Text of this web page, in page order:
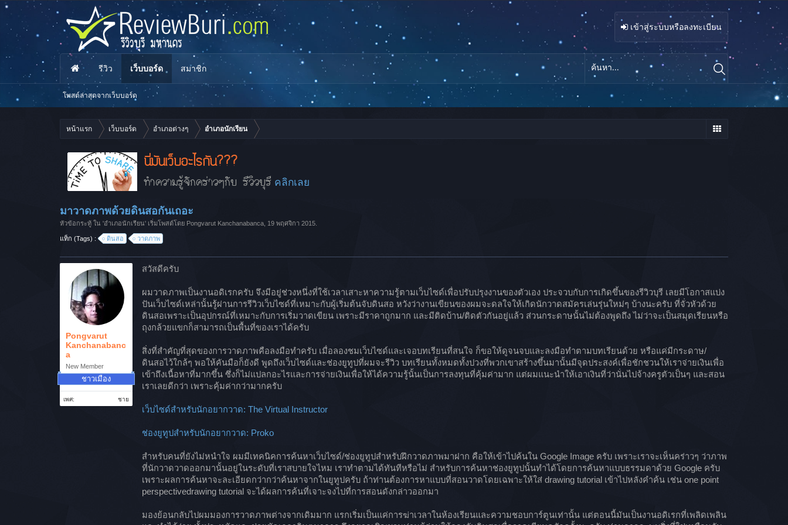
หน้าแรก เว็บบอร์ด อำเภอต่างๆ อำเภอนักเรียน
นี่มันเว็บอะไรกัน???
ทำความรู้จักคร่าวๆกับ รีวิวบุรี คลิกเลย
มาวาดภาพด้วยดินสอกันเถอะ
หัวข้อกระทู้ ใน 'อำเภอนักเรียน' เริ่มโพสต์โดย Pongvarut Kanchanabanca 19 พฤศจิกา 2015
แท็ก (Tags) : ดินสอ วาดภาพ
Pongvarut
Kanchanabanc
a
New Member
ชาวเมือง
เพศ: ชาย
สวัสดีครับ
ผมวาดภาพเป็นงานอดิเรกครับ จึงมีอยู่ช่วงหนึ่งที่ใช้เวลาเสาะหาความรู้ตามเว็บไซด์เพื่อปรับปรุงงานของตัวเอง ประจวบกับการเกิดขึ้นของรีวิวบุรี เลยมีโอกาสแบ่ง
ปันเว็บไซด์เหล่านั้นรู้ผ่านการรีวิวเว็บไซด์ที่เหมาะกับผู้เริ่มต้นจับดินสอ หวังว่างานเขียนของผมจะดลใจให้เกิดนักวาดสมัครเล่นรุ่นใหม่ๆ บ้างนะครับ ที่จั่วหัวด้วย
ดินสอเพราะเป็นอุปกรณ์ที่เหมาะกับการเริ่มวาดเขียน เพราะมีราคาถูกมาก และมีติดบ้าน/ติดตัวกันอยู่แล้ว ส่วนกระดาษนั้นไม่ต้องพูดถึง ไม่ว่าจะเป็นสมุดเรียนหรือ
ถุงกล้วยแขกก็สามารถเป็นพื้นที่ของเราได้ครับ
สิ่งที่สำคัญที่สุดของการวาดภาพคือลงมือทำครับ เมื่อลองชมเว็บไซด์และเจอบทเรียนที่สนใจ ก็ขอให้ดูจนจบและลงมือทำตามบทเรียนด้วย หรือแค่มีกระดาษ/
ดินสอไว้ใกล้ๆ พอให้คันมือก็ยังดี พูดถึงเว็บไซด์และช่องยูทูปที่ผมจะรีวิว บทเรียนทั้งหมดทั้งปวงที่พวกเขาสร้างขึ้นมานั้นมีจุดประสงค์เพื่อชักชวนให้เราจ่ายเงินเพื่อ
เข้าถึงเนื้อหาที่มากขึ้น ซึ่งก็ไม่แปลกอะไรและการจ่ายเงินเพื่อให้ได้ความรู้นั้นเป็นการลงทุนที่คุ้มค่ามาก แต่ผมแนะนำให้เอาเงินที่ว่านั่นไปจ้างครูตัวเป็นๆ และสอน
เราเลยดีกว่า เพราะคุ้มค่ากว่ามากครับ
เว็บไซด์สำหรับนักอยากวาด: The Virtual Instructor
ช่องยูทูปสำหรับนักอยากวาด: Proko
สำหรับคนที่ยังไม่หนำใจ ผมมีเทคนิคการค้นหาเว็บไซด์/ช่องยูทูปสำหรับฝึกวาดภาพมาฝาก คือให้เข้าไปค้นใน Google Image ครับ เพราะเราจะเห็นคร่าวๆ ว่าภาพ
ที่นักวาดวาดออกมานั้นอยู่ในระดับที่เราสบายใจไหม เราทำตามได้ทันทีหรือไม่ สำหรับการค้นหาช่องยูทูปนั้นทำได้โดยการค้นหาแบบธรรมดาด้วย Google ครับ
เพราะผลการค้นหาจะละเอียดกว่ากว่าค้นหาจากในยูทูปครับ ถ้าท่านต้องการหาแบบที่สอนวาดโดยเฉพาะให้ใส่ drawing tutorial เข้าไปหลังคำค้น เช่น one point
perspectivedrawing tutorial จะได้ผลการค้นที่เจาะจงไปที่การสอนดังกล่าวออกมา
มองย้อนกลับไปผมมองการวาดภาพต่างจากเดิมมาก แรกเริ่มเป็นแค่การฆ่าเวลาในห้องเรียนและความชอบการ์ตูนเท่านั้น แต่ตอนนี้มันเป็นงานอดิเรกที่เพลิดเพลิน
เข้าสู่ระบบหรือลงทะเบียน
รีวิว เว็บบอร์ด
โพสต์ล่าสุดจากเว็บบอร์ด
สมาชิก